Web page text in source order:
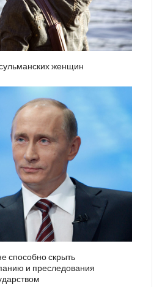
женщин
способно скрыть
и преследования